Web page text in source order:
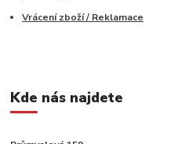
Vrácení zboží / Reklamace
Kde nás najdete